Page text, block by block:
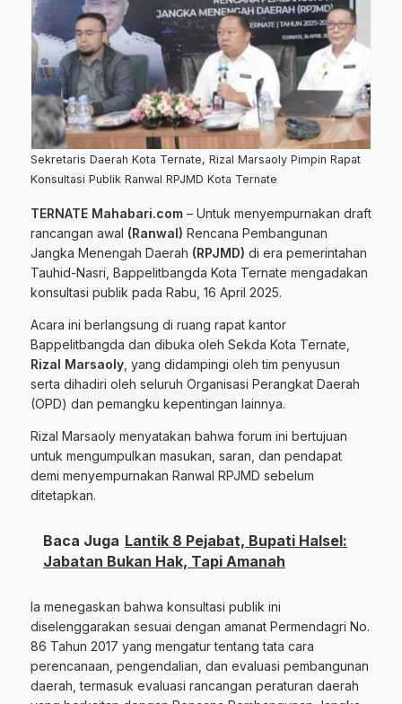
Sekretaris Daerah Kota Ternate, Rizal Marsaoly Pimpin Rapat
Konsultasi Publik Ranwal RPJMD Kota Ternate
TERNATE Mahabari.com – Untuk menyempurnakan draft
rancangan awal (Ranwal) Rencana Pembangunan
Jangka Menengah Daerah (RPJMD) di era pemerintahan
Tauhid-Nasri, Bappelitbangda Kota Ternate mengadakan
konsultasi publik pada Rabu, 16 April 2025.
Acara ini berlangsung di ruang rapat kantor
Bappelitbangda dan dibuka oleh Sekda Kota Ternate,
Rizal Marsaoly , yang didampingi oleh tim penyusun
serta dihadiri oleh seluruh Organisasi Perangkat Daerah
(OPD) dan pemangku kepentingan lainnya.
Rizal Marsaoly menyatakan bahwa forum ini bertujuan
untuk mengumpulkan masukan, saran, dan pendapat
demi menyempurnakan Ranwal RPJMD sebelum
ditetapkan.
Baca Juga Lantik 8 Pejabat, Bupati Halsel:
Jabatan Bukan Hak, Tapi Amanah
Ia menegaskan bahwa konsultasi publik ini
diselenggarakan sesuai dengan amanat Permendagri No.
86 Tahun 2017 yang mengatur tentang tata cara
perencanaan, pengendalian, dan evaluasi pembangunan
daerah, termasuk evaluasi rancangan peraturan daerah